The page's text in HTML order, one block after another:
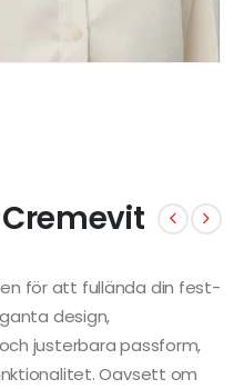
för att fullända din fest-
design,
justerbara passform,
Oavsett om